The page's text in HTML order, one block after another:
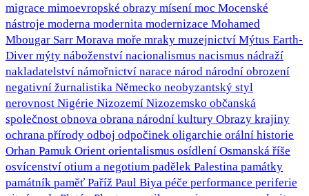
migrace mimoevropské obrazy mísení moc Mocenské
nástroje moderna modernita modernizace Mohamed
Mbougar Sarr Morava moře mraky muzejnictví Mýtus Earth-
Diver mýty náboženství nacionalismus nacismus nádraží
nakladatelství námořnictví narace národ národní obrození
negativní žurnalistika Německo neobyzantský styl
nerovnost Nigérie Nizozemí Nizozemsko občanská
společnost obnova obrana národní kultury Obrazy krajiny
ochrana přírody odboj odpočinek oligarchie orální historie
Orhan Pamuk Orient orientalismus osídlení Osmanská říše
osvícenství otium a negotium padělek Palestina památky
památník paměť Paříž Paul Biya péče performance periferie